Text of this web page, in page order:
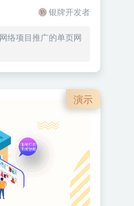
银牌开发者
络项目推广的单页网
演示